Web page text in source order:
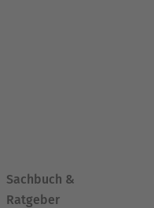
Sachbuch &
Ratgeber